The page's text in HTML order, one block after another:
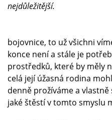
nejdůležitější.
bojovnice, to už všichni
konce není a stále je
prostředků, které by měly
celá její úžasná rodina
denně prožíváme a
jaké štěstí v tomto smyslu